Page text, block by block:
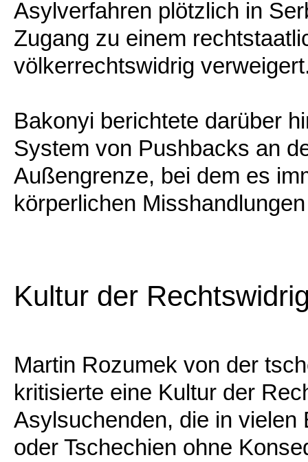
Asylverfahren plötzlich in
Zugang zu einem
völkerrechtswidrig
Bakonyi berichtete darüber
System von Pushbacks an
Außengrenze, bei dem es
körperlichen
Kultur der
Martin Rozumek von der
kritisierte eine Kultur der
Asylsuchenden, die in
oder Tschechien ohne